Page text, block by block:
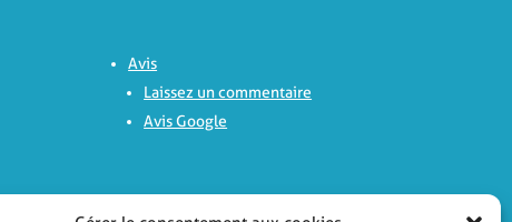
Avis
Laissez un commentaire
Avis Google
Nous contacter